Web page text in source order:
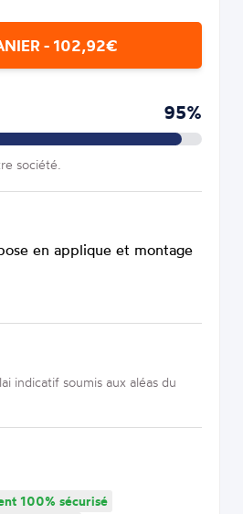
- 102,92€
95%
société.
en applique et montage
indicatif soumis aux aléas du
100% sécurisé